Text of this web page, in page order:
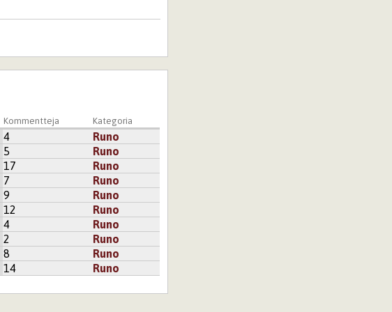
Kommentteja Kategoria
4
Runo
5
Runo
17
Runo
7
Runo
9
Runo
12
Runo
4
Runo
2
Runo
8
Runo
14 Runo